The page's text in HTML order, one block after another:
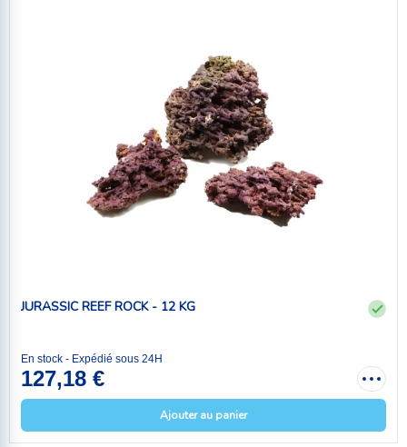
JURASSIC REEF ROCK - 12 KG
En stock - Expédié sous 24H
127,18 €
Ajouter au panier